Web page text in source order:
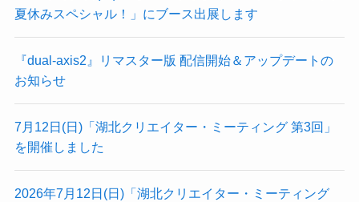
夏休みスペシャル！」にブース出展します
『dual-axis2』リマスター版 配信開始＆アップデートの
お知らせ
7月12日(日)「湖北クリエイター・ミーティング 第3回」
を開催しました
2026年7月12日(日)「湖北クリエイター・ミーティング